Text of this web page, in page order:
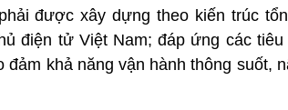
được xây dựng theo kiến trúc
điện tử Việt Nam; đáp ứng các tiêu
đảm khả năng vận hành thông suốt,